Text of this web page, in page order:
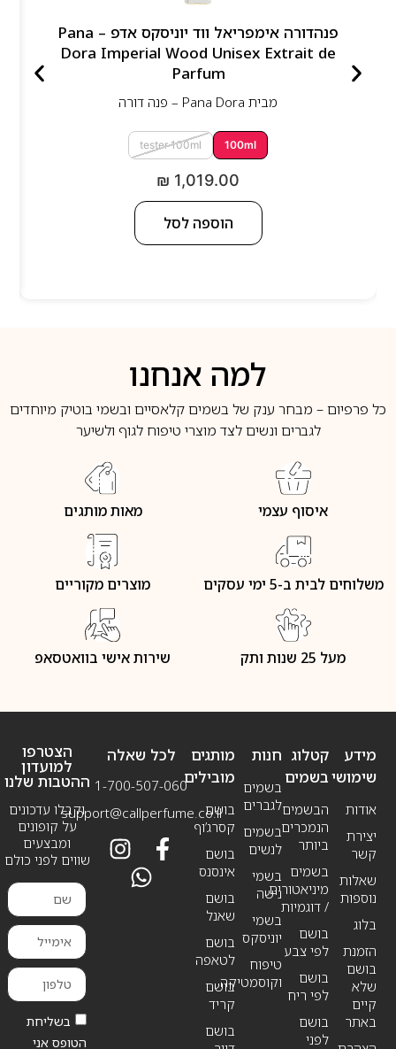
פנהדורה אימפריאל ווד יוניסקס אדפ – Pana
Dora Imperial Wood Unisex Extrait de
Parfum
מבית Pana Dora – פנה דורה
100ml
tester 100ml
₪ 1,019.00
הוספה לסל
למה אנחנו
כל פרפיום – מבחר ענק של בשמים קלאסיים ובשמי בוטיק מיוחדים
לגברים ונשים לצד מוצרי טיפוח לגוף ולשיער
איסוף עצמי מאות מותגים
משלוחים לבית ב-5 ימי עסקים מוצרים מקוריים
מעל 25 שנות ותק שירות אישי בוואטסאפ
מידע
שימושי
אודות
יצירת
קשר
שאלות
נוספות
בלוג
הזמנת
בושם
שלא
קיים
באתר
חנות
בשמים
לגברים
בשמים
לנשים
בשמי
נישה
בשמי
יוניסקס
טיפוח
וקוסמטיקה
קטלוג
בשמים
הבשמים
הנמכרים
ביותר
בשמים
מיניאטורים
/ דוגמיות
בושם
לפי צבע
בושם
לפי ריח
בושם
לפני
מותגים
מובילים
בושם
קסרג’וף
בושם
אינסנס
בושם
שאנל
בושם
לטאפה
בושם
קריד
בושם
לכל שאלה
1-700-507-060
support@callperfume.co.il
הצטרפו
למועדון
ההטבות שלנו
וקבלו עדכונים
על קופונים
ומבצעים
שווים לפני כולם
בשליחת
הטופס אני